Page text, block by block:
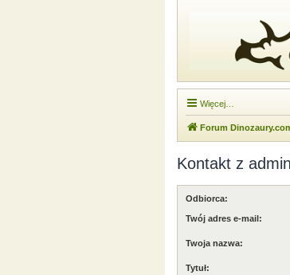
Więcej…
Forum
Kontakt z
Odbiorca:
Twój adres e-mail:
Twoja nazwa:
Tytuł: